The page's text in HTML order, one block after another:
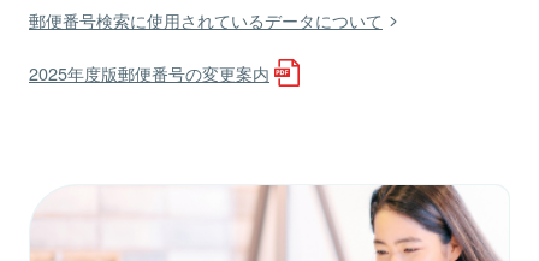
郵便番号検索に使用されているデータについて
2025年度版郵便番号の変更案内